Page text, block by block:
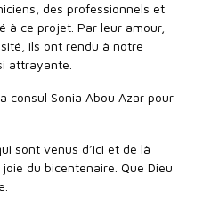
des professionnels et
à ce projet. Par leur amour,
ils ont rendu à notre
attrayante.
consul Sonia Abou Azar pour
sont venus d’ici et de là
du bicentenaire. Que Dieu